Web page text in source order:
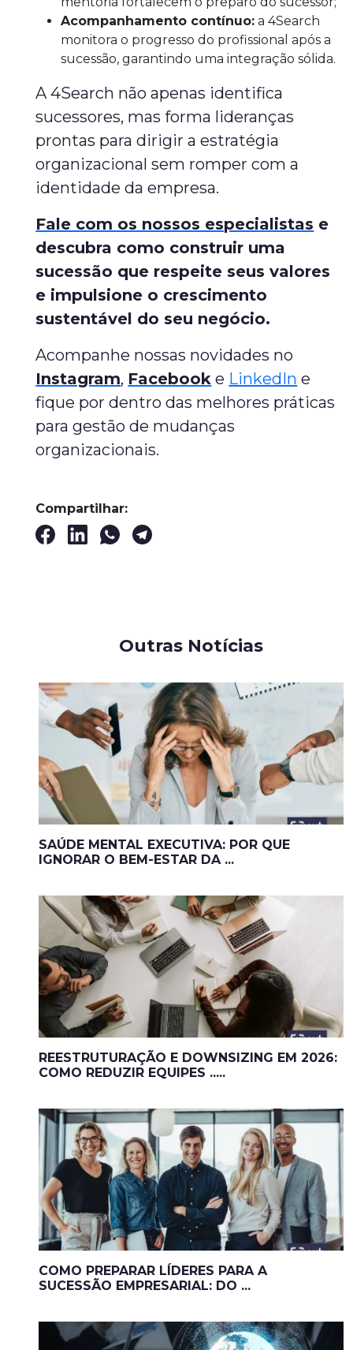
Acompanhamento contínuo: a 4Search
monitora o progresso do profissional após a
sucessão, garantindo uma integração sólida.
A 4Search não apenas identifica
sucessores, mas forma lideranças
prontas para dirigir a estratégia
organizacional sem romper com a
identidade da empresa.
Fale com os nossos especialistas e
descubra como construir uma
sucessão que respeite seus valores
e impulsione o crescimento
sustentável do seu negócio.
Acompanhe nossas novidades no
Instagram, Facebook e LinkedIn e
fique por dentro das melhores práticas
para gestão de mudanças
organizacionais.
Compartilhar:
Outras Notícias
SAÚDE MENTAL EXECUTIVA: POR QUE
IGNORAR O BEM-ESTAR DA ...
REESTRUTURAÇÃO E DOWNSIZING EM 2026:
COMO REDUZIR EQUIPES .....
COMO PREPARAR LÍDERES PARA A
SUCESSÃO EMPRESARIAL: DO ...